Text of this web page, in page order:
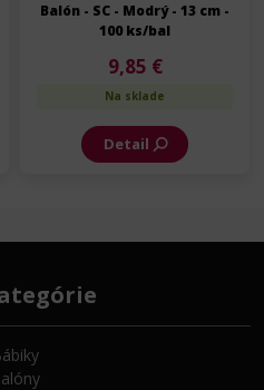
Balón - SC - Modrý - 13 cm -
100 ks/bal
9,85 €
Na sklade
Detail